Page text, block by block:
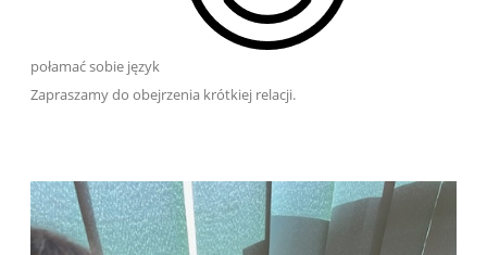
połamać sobie język
Zapraszamy do obejrzenia krótkiej relacji.